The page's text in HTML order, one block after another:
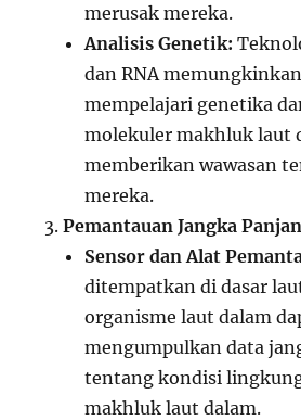
merusak mereka.
Analisis Genetik:
dan RNA
mempelajari genetika
molekuler makhluk laut
memberikan wawasan
mereka.
Pemantauan Jangka
Sensor dan Alat
ditempatkan di dasar
organisme laut dalam
mengumpulkan data
tentang kondisi
makhluk laut dalam.